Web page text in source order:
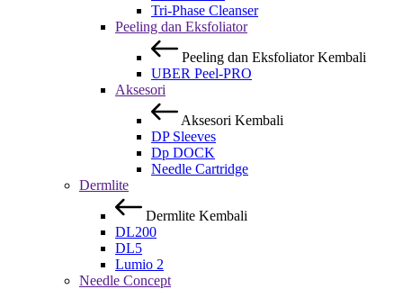
Tri-Phase Cleanser
Peeling dan Eksfoliator
Peeling dan Eksfoliator Kembali
UBER Peel-PRO
Aksesori
Aksesori Kembali
DP Sleeves
Dp DOCK
Needle Cartridge
Dermlite
Dermlite Kembali
DL200
DL5
Lumio 2
Needle Concept